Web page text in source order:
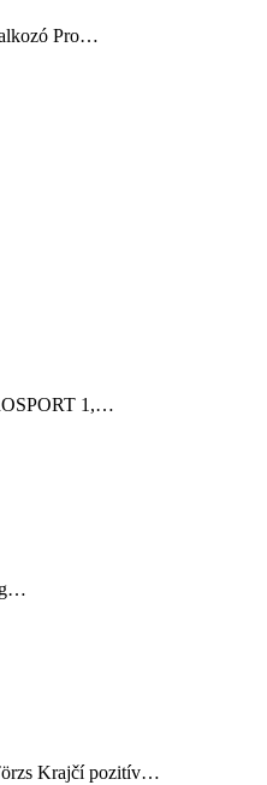
Pro…
1,…
Krajčí pozitív…